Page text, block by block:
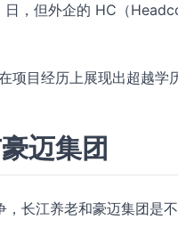
，但外企的 HC（
目经历上展现出超越学
迈集团
长江养老和豪迈集团是不